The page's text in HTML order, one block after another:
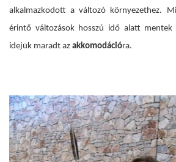
alkalmazkodott a változó környezethez.
érintő változások hosszú idő alatt
idejük maradt az akkomodációra.